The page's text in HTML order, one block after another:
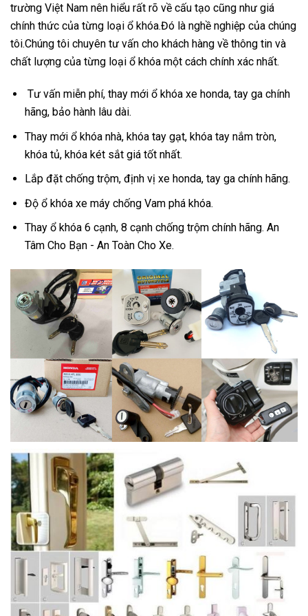
trường Việt Nam nên hiểu rất rõ về cấu tạo cũng như giá
chính thức của từng loại ổ khóa.Đó là nghề nghiệp của chúng
tôi.Chúng tôi chuyên tư vấn cho khách hàng về thông tin và
chất lượng của từng loại ổ khóa một cách chính xác nhất.
Tư vấn miễn phí, thay mới ổ khóa xe honda, tay ga chính
hãng, bảo hành lâu dài.
Thay mới ổ khóa nhà, khóa tay gạt, khóa tay nắm tròn,
khóa tủ, khóa két sắt giá tốt nhất.
Lắp đặt chống trộm, định vị xe honda, tay ga chính hãng.
Độ ổ khóa xe máy chống Vam phá khóa.
Thay ổ khóa 6 cạnh, 8 cạnh chống trộm chính hãng. An
Tâm Cho Bạn - An Toàn Cho Xe.